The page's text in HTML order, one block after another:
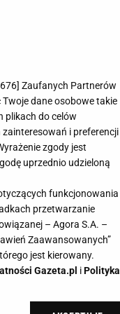
676] Zaufanych Partnerów
dane osobowe takie
plikach do celów
i preferencji
zgody jest
uprzednio udzieloną
funkcjonowania
przetwarzanie
– Agora S.A. –
Zaawansowanych”
jest kierowany.
Gazeta.pl iPolityka